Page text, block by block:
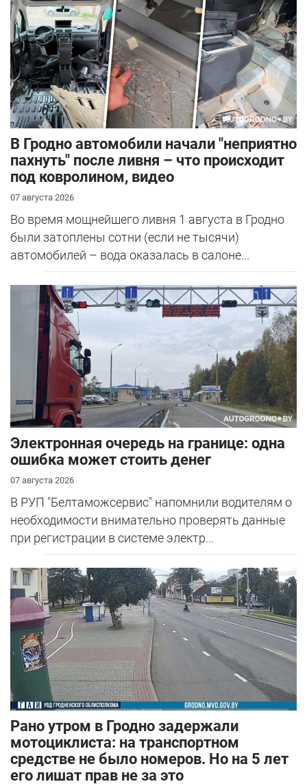
В Гродно автомобили начали "неприятно
пахнуть" после ливня – что происходит
под ковролином, видео
07 августа 2026
Во время мощнейшего ливня 1 августа в Гродно
были затоплены сотни (если не тысячи)
автомобилей – вода оказалась в салоне...
Электронная очередь на границе: одна
ошибка может стоить денег
07 августа 2026
В РУП "Белтаможсервис" напомнили водителям о
необходимости внимательно проверять данные
при регистрации в системе электр...
Рано утром в Гродно задержали
мотоциклиста: на транспортном
средстве не было номеров. Но на 5 лет
его лишат прав не за это